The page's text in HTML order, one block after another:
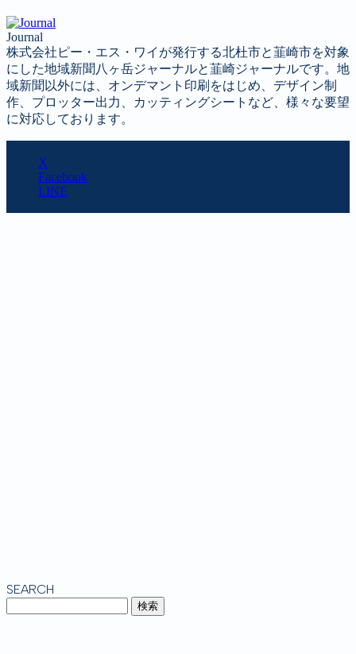
Journal
株式会社ピー・エス・ワイが発行する北杜市と韮崎市を対象
にした地域新聞八ヶ岳ジャーナルと韮崎ジャーナルです。地
域新聞以外には、オンデマント印刷をはじめ、デザイン制
作、プロッター出力、カッティングシートなど、様々な要望
に対応しております。
X
Facebook
LINE
SEARCH